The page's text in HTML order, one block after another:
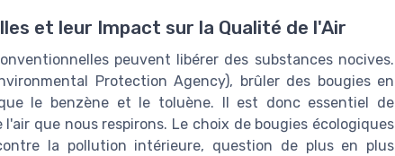
et leur Impact sur la Qualité de l'Air
peuvent libérer des substances nocives.
Protection Agency), brûler des bougies en
le benzène et le toluène. Il est donc essentiel de
que nous respirons. Le choix de bougies écologiques
la pollution intérieure, question de plus en plus